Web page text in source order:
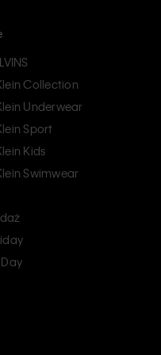
Collection
Underwear
Sport
Kids
Swimwear